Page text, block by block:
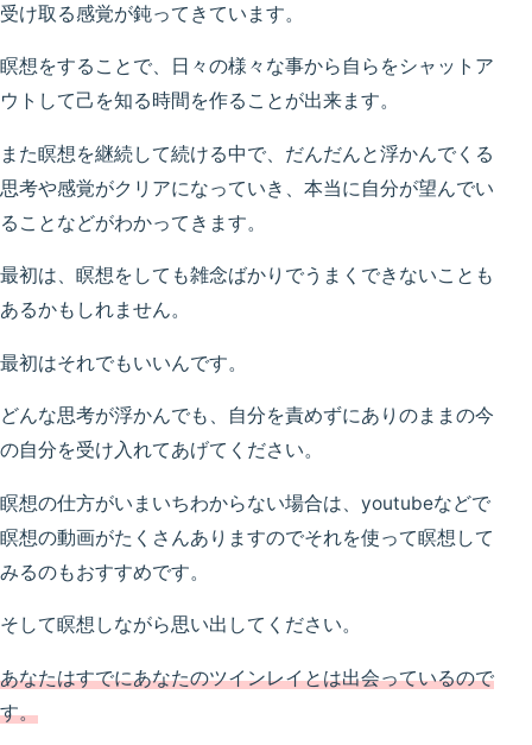
受け取る感覚が鈍ってきています。
瞑想をすることで、日々の様々な事から自らをシャットア
ウトして己を知る時間を作ることが出来ます。
また瞑想を継続して続ける中で、だんだんと浮かんでくる
思考や感覚がクリアになっていき、本当に自分が望んでい
ることなどがわかってきます。
最初は、瞑想をしても雑念ばかりでうまくできないことも
あるかもしれません。
最初はそれでもいいんです。
どんな思考が浮かんでも、自分を責めずにありのままの今
の自分を受け入れてあげてください。
瞑想の仕方がいまいちわからない場合は、youtubeなどで
瞑想の動画がたくさんありますのでそれを使って瞑想して
みるのもおすすめです。
そして瞑想しながら思い出してください。
あなたはすでにあなたのツインレイとは出会っているので
す。